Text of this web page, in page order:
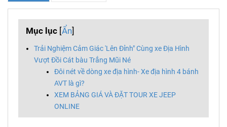
Mục lục [Ẩn]
Trải Nghiệm Cảm Giác 'Lên Đỉnh" Cùng xe Địa Hình
Vượt Đồi Cát bàu Trắng Mũi Né
Đôi nét về dòng xe địa hình- Xe địa hình 4 bánh
AVT là gì?
XEM BẢNG GIÁ VÀ ĐẶT TOUR XE JEEP
ONLINE